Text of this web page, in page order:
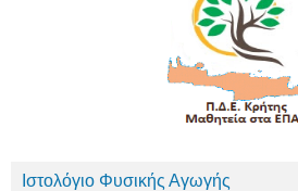
Ιστολόγιο Φυσικής Αγωγής